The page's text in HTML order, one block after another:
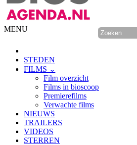
MENU
STEDEN
FILMS ⌄
Film overzicht
Films in bioscoop
Premierefilms
Verwachte films
NIEUWS
TRAILERS
VIDEOS
STERREN